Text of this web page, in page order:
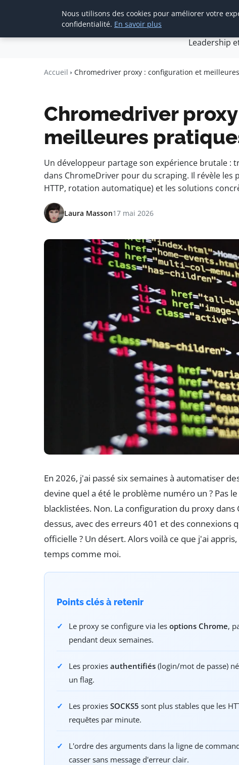
Agence Media
Accueil
Leadership
Accueil Chromedriver proxy : configuration et
Chromedriver
meilleures
Un développeur partage son expérience brutale :
dans ChromeDriver pour du scraping. Il révèle les
HTTP, rotation automatique) et les solutions
Laura Masson17 mai 2026
En 2026, j'ai passé six semaines à automatiser
devine quel a été le problème numéro un ? Pas
blacklistées. Non. La configuration du proxy
dessus, avec des erreurs 401 et des connexions
officielle ? Un désert. Alors voilà ce que j'ai
temps comme moi.
Points clés à retenir
Le proxy se configure via les options Chrome,
pendant deux semaines.
Les proxies authentifiés (login/mot de passe)
un flag.
Les proxies SOCKS5 sont plus stables que les
requêtes par minute.
L'ordre des arguments dans la ligne de
casser sans message d'erreur clair.
Nous utilisons des cookies pour améliorer votre
confidentialité. En savoir plus